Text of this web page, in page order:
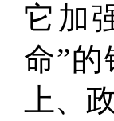
它加
命”
上、